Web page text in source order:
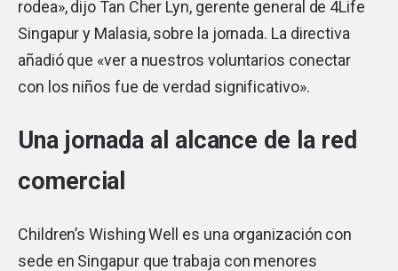
rodea», dijo Tan Cher Lyn, gerente general de 4Life
Singapur y Malasia, sobre la jornada. La directiva
añadió que «ver a nuestros voluntarios conectar
con los niños fue de verdad significativo».
Una jornada al alcance de la red
comercial
Children’s Wishing Well es una organización con
sede en Singapur que trabaja con menores